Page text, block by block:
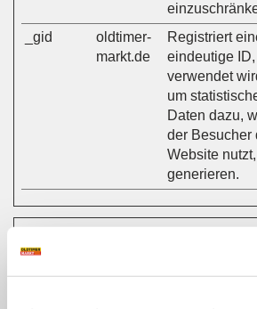
_gid
oldtimer-
markt.de
Registriert
eindeutige
verwendet
um
Daten dazu,
der Besucher
Website
generieren.
Marketing-Cookies werden